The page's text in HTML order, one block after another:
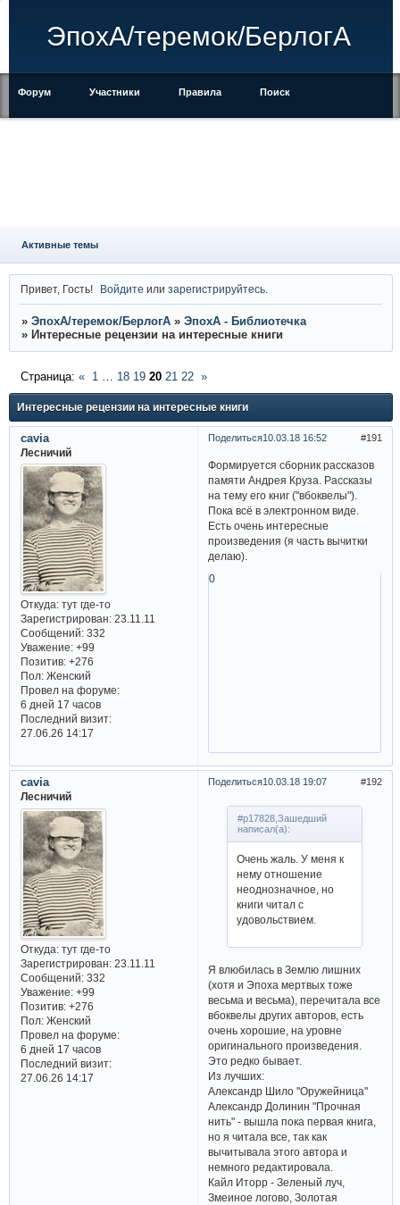
ЭпохА/теремок/БерлогА
Форум Участники Правила Поиск
Активные темы
Привет, Гость! Войдите илизарегистрируйтесь
» ЭпохА/теремок/БерлогА » ЭпохА - Библиотечка
» Интересные рецензии на интересные книги
Интересные рецензии на интересные книги
Страница: « 1 … 18 19 20 21 22 »
Поделиться 191
10.03.18 16:52
cavia
Лесничий
Откуда:тут где-то
Зарегистрирован: 23.11.11
Сообщений:332
Уважение: +99
Позитив: +276
Пол:Женский
Провел на форуме:
6 дней 17 часов
Последний визит:
27.06.26 14:17
Формируется сборник рассказов
памяти Андрея Круза. Рассказы
на тему его книг ("вбоквелы").
Пока всё в электронном виде.
Есть очень интересные
произведения (я часть вычитки
делаю).
0
Поделиться 192
10.03.18 19:07
cavia
Лесничий
Откуда:тут где-то
Зарегистрирован: 23.11.11
Сообщений:332
Уважение: +99
Позитив: +276
Пол:Женский
Провел на форуме:
6 дней 17 часов
Последний визит:
27.06.26 14:17
#p17828,Зашедший
написал(а):
Очень жаль. У меня к
нему отношение
неоднозначное, но
книги читал с
удовольствием.
Я влюбилась в Землю лишних
(хотя и Эпоха мертвых тоже
весьма и весьма), перечитала все
вбоквелы других авторов, есть
очень хорошие, на уровне
оригинального произведения.
Это редко бывает.
Из лучших:
Александр Шило "Оружейница"
Александр Долинин "Прочная
нить" - вышла пока первая книга,
но я читала все, так как
вычитывала этого автора и
немного редактировала.
Кайл Иторр - Зеленый луч,
Змеиное логово, Золотая